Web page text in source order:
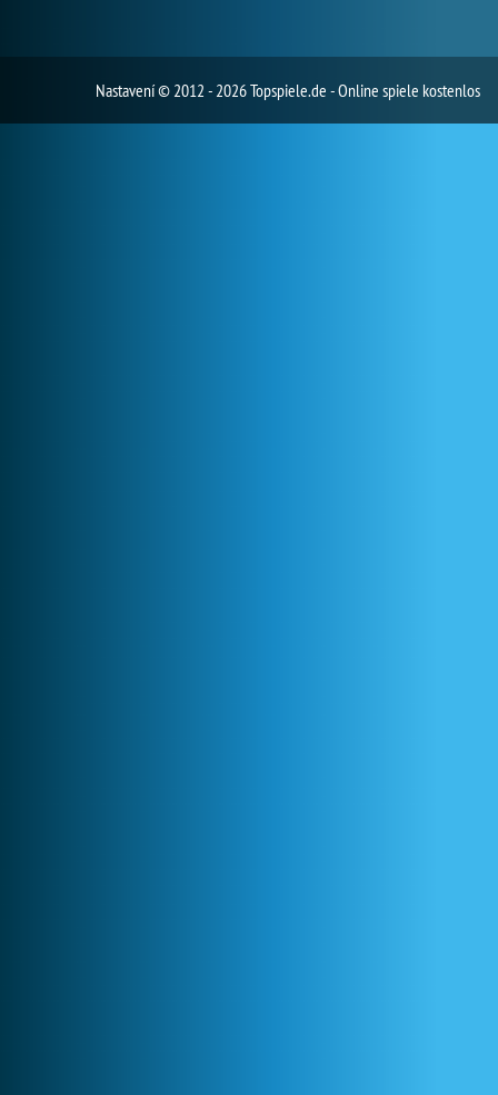
Nastavení© 2012 - 2026 Topspiele.de - Online spiele kostenlos